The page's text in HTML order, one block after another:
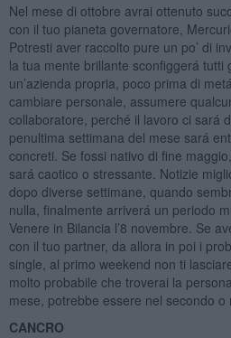
Nel mese di ottobre avrai ottenuto
con il tuo pianeta governatore,
Potresti aver raccolto pure un po’ di
la tua mente brillante sconfiggerá tutti
un’azienda propria, poco prima di
cambiare personale, assumere
collaboratore, perché il lavoro ci sará
penultima settimana del mese sará
concreti. Se fossi nativo di fine
sará caotico o stressante. Notizie
dopo diverse settimane, quando
nulla, finalmente arriverá un periodo
Venere in Bilancia l’8 novembre. Se
con il tuo partner, da allora in poi i
single, al primo weekend non ti
molto probabile che troverai la
mese, potrebbe essere nel secondo o
CANCRO